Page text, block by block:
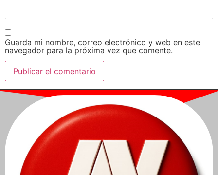
Guarda mi nombre, correo electrónico y web en este
navegador para la próxima vez que comente.